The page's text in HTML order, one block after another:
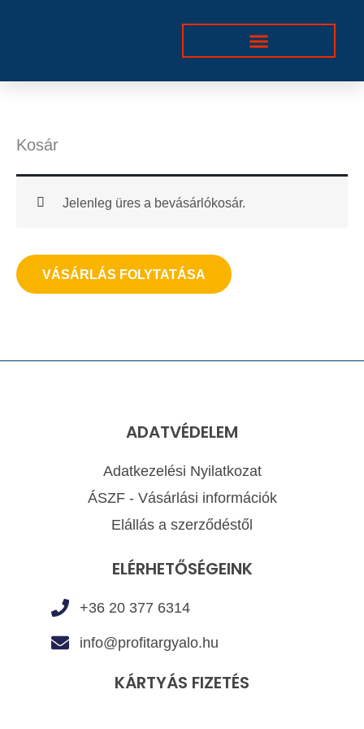
Kosár
Jelenleg üres a bevásárlókosár.
VÁSÁRLÁS FOLYTATÁSA
ADATVÉDELEM
Adatkezelési Nyilatkozat
ÁSZF - Vásárlási információk
Elállás a szerződéstől
ELÉRHETŐSÉGEINK
+36 20 377 6314
info@profitargyalo.hu
KÁRTYÁS FIZETÉS